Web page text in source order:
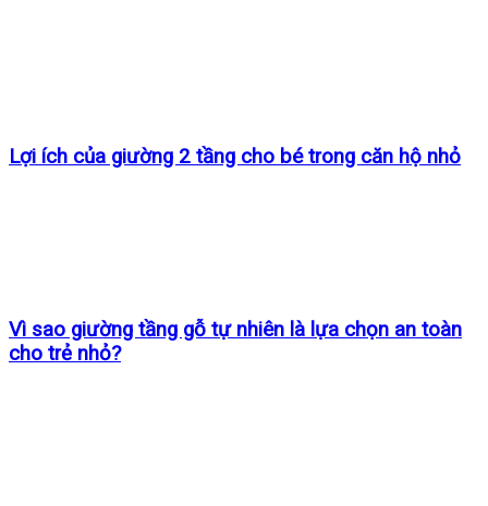
Lợi ích của giường 2 tầng cho bé trong căn hộ nhỏ
Vì sao giường tầng gỗ tự nhiên là lựa chọn an toàn
cho trẻ nhỏ?